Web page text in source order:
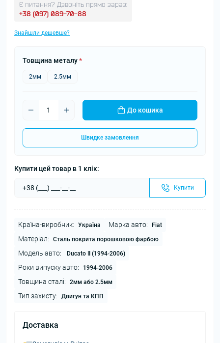
Є питання? Дзвоніть прямо зараз:
+38 (097) 089-70-88
Знайшли дешевше?
Товщина металу*
2мм 2.5мм
До кошика
Швидке замовлення
Купити цей товар в 1 клік:
Купити
Країна-виробник: Україна Марка авто: Fiat
Матеріал: Сталь покрита порошковою фарбою
Модель авто: Ducato II (1994-2006)
Роки випуску авто: 1994-2006
Товщина сталі: 2мм або 2.5мм
Тип захисту: Двигун та КПП
Доставка